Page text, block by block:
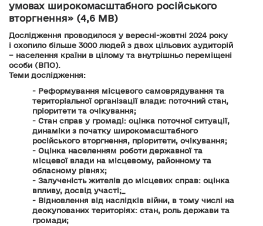
умовах широкомасштабного російського
вторгнення» (4,6 MB)
Дослідження проводилося у вересні-жовтні 2024 року
і охопило більше 3000 людей з двох цільових аудиторій
– населення країни в цілому та внутрішньо переміщені
особи (ВПО).
Теми дослідження:
- Реформування місцевого самоврядування та
територіальної організації влади: поточний стан,
пріоритети та очікування;
- Стан справ у громаді: оцінка поточної ситуації,
динаміки з початку широкомасштабного
російського вторгнення, пріоритети, очікування;
- Оцінка населенням роботи державної та
місцевої влади на місцевому, районному та
обласному рівнях;
- Залученість жителів до місцевих справ: оцінка
впливу, досвід участі;_
- Відновлення від наслідків війни, в тому числі на
деокупованих територіях: стан, роль держави та
громади;